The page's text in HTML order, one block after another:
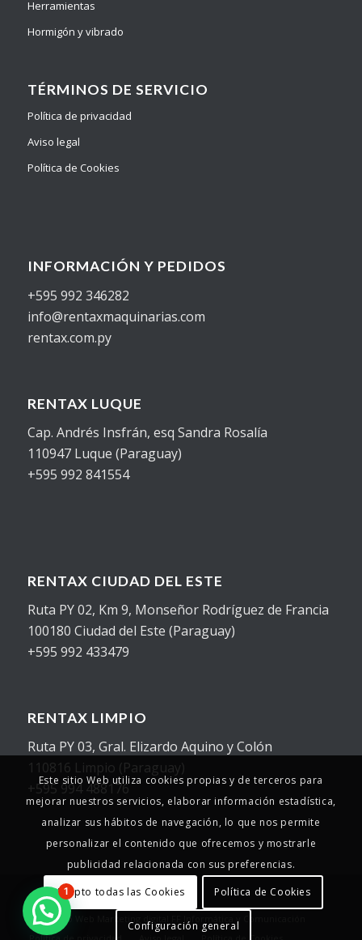
Herramientas
Hormigón y vibrado
TÉRMINOS DE SERVICIO
Política de privacidad
Aviso legal
Política de Cookies
INFORMACIÓN Y PEDIDOS
+595 992 346282
info@rentaxmaquinarias.com
rentax.com.py
RENTAX LUQUE
Cap. Andrés Insfrán, esq Sandra Rosalía
110947 Luque (Paraguay)
+595 992 841554
RENTAX CIUDAD DEL ESTE
Ruta PY 02, Km 9, Monseñor Rodríguez de Francia
100180 Ciudad del Este (Paraguay)
+595 992 433479
RENTAX LIMPIO
Ruta PY 03, Gral. Elizardo Aquino y Colón
110816 Limpio (Paraguay)
+595 994 488176
© Copyright - 2025 - Rentax
Desarrollo Web
Marketing digital
FF Informática y Comunicación
Este sitio Web utiliza cookies propias y de terceros para
mejorar nuestros servicios, elaborar información estadística,
analizar sus hábitos de navegación, lo que nos permite
personalizar el contenido que ofrecemos y mostrarle
publicidad relacionada con sus preferencias.
Acepto todas las Cookies Política de Cookies
Configuración general
1